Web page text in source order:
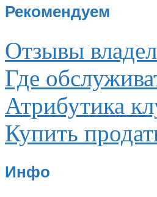
Рекомендуем
Отзывы
Где
Атрибутика
Купить
Инфо